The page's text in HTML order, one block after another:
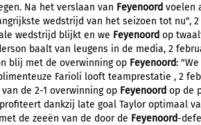
Na het verslaan van Feyenoord voelen
wedstrijd van het seizoen tot nu", 2
wedstrijd blijkt en we Feyenoord op
baalt van leugens in de media, 2
blij met de overwinning op Feyenoord:
Farioli looft teamprestatie , 2
de 2-1 overwinning op Feyenoord op de
dankzij late goal Taylor optimaal
de zeeën van de door de Feyenoord-